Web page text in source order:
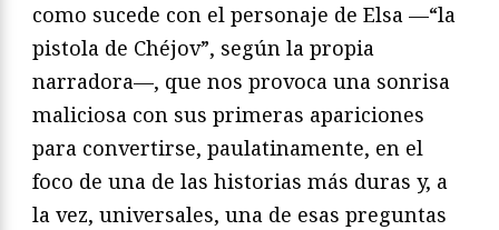
como sucede con el personaje de Elsa —“la
pistola de Chéjov”, según la propia
narradora—, que nos provoca una sonrisa
maliciosa con sus primeras apariciones
para convertirse, paulatinamente, en el
foco de una de las historias más duras y, a
la vez, universales, una de esas preguntas